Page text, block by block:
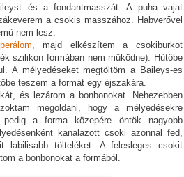
és a fondantmasszát. A puha vajat
a csokis masszához. Habverővel
nem lesz.
, majd elkészítem a csokiburkot
szilikon formában nem működne). Hűtőbe
A mélyedéseket megtöltöm a Baileys-es
teszem a formát egy éjszakára.
és lezárom a bonbonokat. Nehezebben
megoldani, hogy a mélyedésekre
a forma közepére öntök nagyobb
kanalazott csoki azonnal fed,
tölteléket. A felesleges csokit
a bonbonokat a formából.